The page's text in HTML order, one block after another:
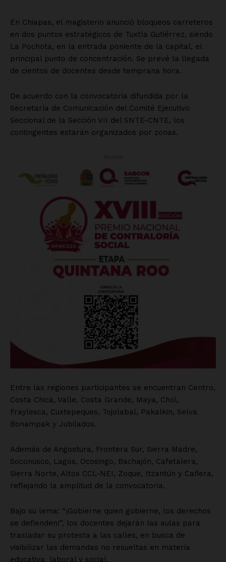
En Chiapas, el magisterio anunció bloqueos carreteros
en dos puntos estratégicos de Tuxtla Gutiérrez, siendo
La Pochota, en la entrada poniente de la capital, el
principal punto de concentración. Se prevé la llegada
de cientos de docentes desde temprana hora.
De acuerdo con la convocatoria difundida por la
Secretaría de Comunicación del Comité Ejecutivo
Seccional de la Sección VII del SNTE-CNTE, los
contingentes estarán organizados por zonas.
Entre las regiones participantes se encuentran Centro,
Costa Chica, Valle, Costa Grande, Maya, Chol,
Fraylesca, Cuxtepeques, Tojolabal, Pakalkin, Selva
Bonampak y Jubilados.
Además de Angostura, Frontera Sur, Sierra Madre,
Soconusco, Lagos, Ocosingo, Bachajón, Cafetalera,
Sierra Norte, Altos CCL-NEI, Zoque, Itzantún y Cañera,
reflejando la amplitud de la convocatoria.
Bajo su lema: “¡Gobierne quien gobierne, los derechos
se defienden!”, los docentes dejarán las aulas para
trasladar su protesta a las calles, en busca de
visibilizar las demandas no resueltas en materia
educativa, laboral y social.